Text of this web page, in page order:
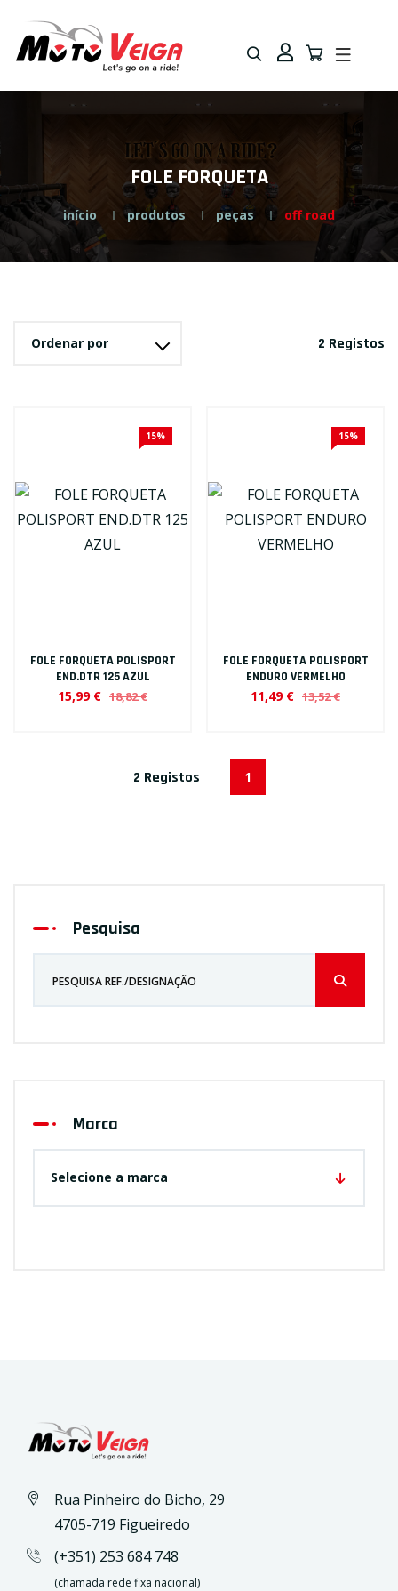
para
navegação
para
conteúdo
FOLE FORQUETA
início produtos peças off road
Ordenar por 2 Registos
15%
FOLE FORQUETA POLISPORT
END.DTR 125 AZUL
15,99 € 18,82 €
15%
FOLE FORQUETA POLISPORT
ENDURO VERMELHO
11,49 € 13,52 €
2 Registos 1
Pesquisa
Marca
Selecione a marca
Rua Pinheiro do Bicho, 29
4705-719 Figueiredo
(+351) 253 684 748
(chamada rede fixa nacional)